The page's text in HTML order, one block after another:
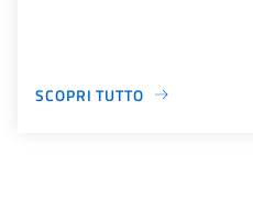
SCOPRI TUTTO